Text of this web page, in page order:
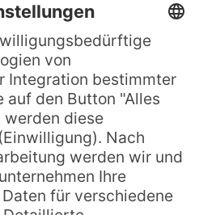
Ruf als
umsonst – und ist
Kein Wunder,
auf der Welt findet
an herrlichen
Outdoor-
Verwöhnurlaub
– die Südsee